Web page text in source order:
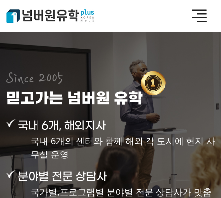
Since 2005
믿고가는 넘버원 유학
국내 6개, 해외지사
국내 6개의 센터와 함께 해외 각 도시에 현지 사
무실 운영
분야별 전문 상담사
국가별,프로그램별 분야별 전문 상담사가 맞춤